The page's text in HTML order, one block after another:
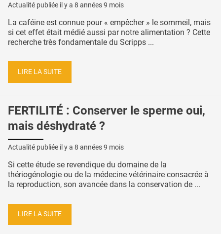
Actualité publiée il y a 8 années 9 mois
La caféine est connue pour « empêcher » le sommeil, mais
si cet effet était médié aussi par notre alimentation ? Cette
recherche très fondamentale du Scripps ...
LIRE LA SUITE
FERTILITÉ : Conserver le sperme oui,
mais déshydraté ?
Actualité publiée il y a 8 années 9 mois
Si cette étude se revendique du domaine de la
thériogénologie ou de la médecine vétérinaire consacrée à
la reproduction, son avancée dans la conservation de ...
LIRE LA SUITE